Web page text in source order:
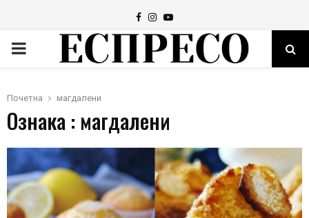
Facebook
Instagram
Youtube
PRIMARY
Почетна магдалени
Ознака : магдалени